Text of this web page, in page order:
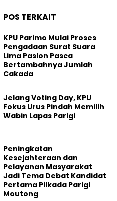
POS TERKAIT
KPU Parimo Mulai Proses
Pengadaan Surat Suara
Lima Paslon Pasca
Bertambahnya Jumlah
Cakada
Jelang Voting Day, KPU
Fokus Urus Pindah Memilih
Wabin Lapas Parigi
Peningkatan
Kesejahteraan dan
Pelayanan Masyarakat
Jadi Tema Debat Kandidat
Pertama Pilkada Parigi
Moutong